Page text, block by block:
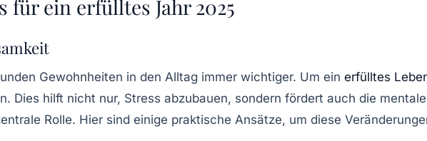
ein erfülltes Jahr 2025
Gewohnheiten in den Alltag immer wichtiger. Um ein erfülltes
Dies hilft nicht nur, Stress abzubauen, sondern fördert auch die
Rolle. Hier sind einige praktische Ansätze, um diese